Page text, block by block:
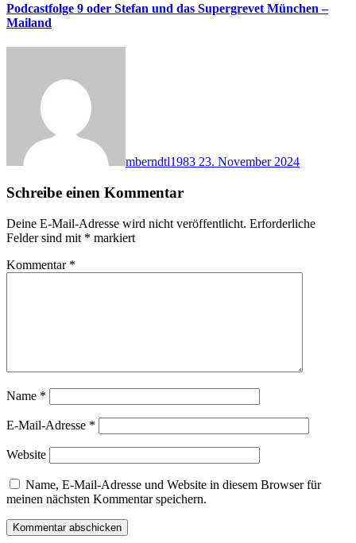
Podcastfolge 9 oder Stefan und das Supergrevet München –
Mailand
mberndtl1983 23. November 2024
Schreibe einen Kommentar
Deine E-Mail-Adresse wird nicht veröffentlicht. Erforderliche
Felder sind mit * markiert
Kommentar *
Name *
E-Mail-Adresse *
Website
Name, E-Mail-Adresse und Website in diesem Browser für
meinen nächsten Kommentar speichern.